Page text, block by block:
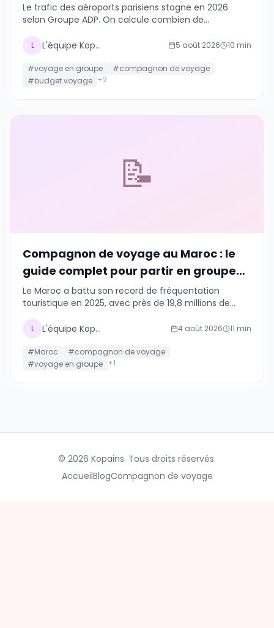
économies ?
Le trafic des aéroports parisiens stagne en 2026
selon Groupe ADP. On calcule combien de
faire baisser la facture du logement, de la voiture et
L L'équipe Kopains 5 août 2026 10 min
#voyage en groupe #compagnon de voyage
#budget voyage +2
📝
Compagnon de voyage au Maroc : le
guide complet pour partir en groupe
en 2026
Le Maroc a battu son record de fréquentation
touristique en 2025, avec près de 19,8 millions de
pour partir en groupe en toute confiance avec
L L'équipe Kopains 4 août 2026 11 min
#Maroc #compagnon de voyage
#voyage en groupe +1
© 2026 Kopains. Tous droits réservés.
AccueilBlogCompagnon de voyage